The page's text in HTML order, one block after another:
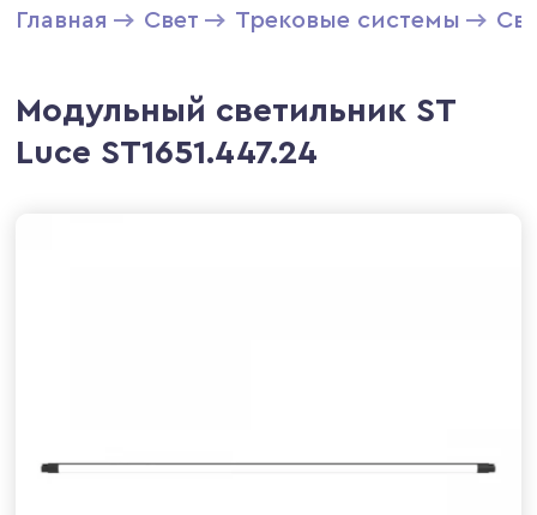
Главная Свет Трековые системы
Модульный светильник ST
Luce ST1651.447.24